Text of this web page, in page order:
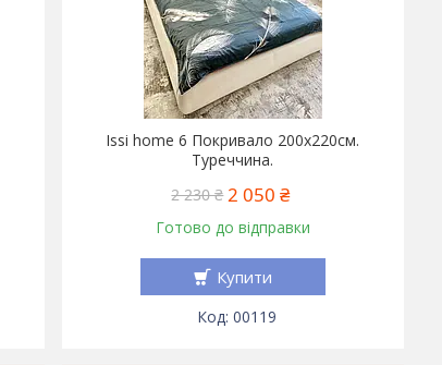
Issi home 6 Покривало 200x220см.
Туреччина.
2 230 ₴ 2 050 ₴
Готово до відправки
Купити
00119